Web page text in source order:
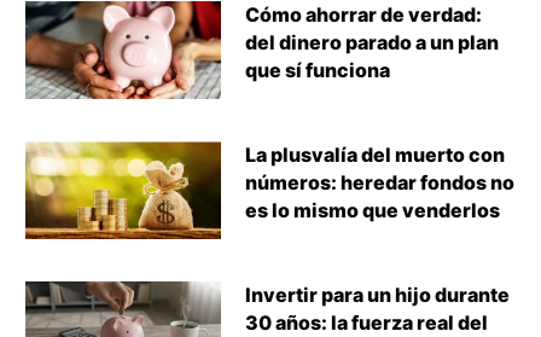
Cómo ahorrar de verdad:
del dinero parado a un plan
que sí funciona
La plusvalía del muerto con
números: heredar fondos no
es lo mismo que venderlos
Invertir para un hijo durante
30 años: la fuerza real del